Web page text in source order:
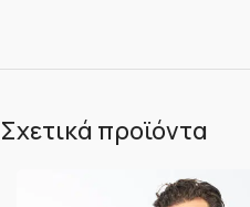
Σχετικά προϊόντα